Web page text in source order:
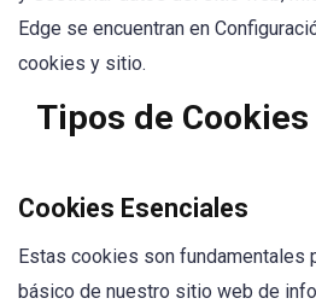
Edge se encuentran en
cookies y sitio.
Tipos de
Cookies Esenciales
Estas cookies son fundamentales
básico de nuestro sitio web de